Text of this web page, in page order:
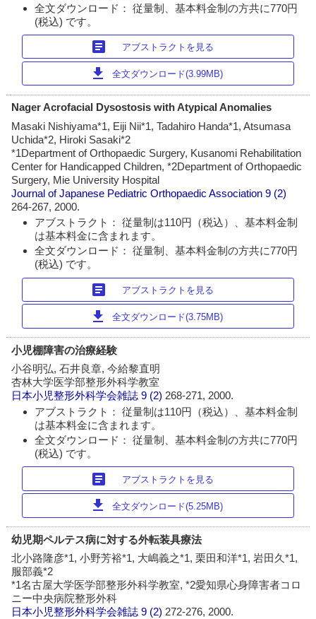
全文ダウンロード： 従量制、基本料金制の方共に770円
(税込) です。
article アブストラクトを見る
download 全文ダウンロード(3.99MB)
Nager Acrofacial Dysostosis with Atypical Anomalies
Masaki Nishiyama*1, Eiji Nii*1, Tadahiro Handa*1, Atsumasa
Uchida*2, Hiroki Sasaki*2
*1Department of Orthopaedic Surgery, Kusanomi Rehabilitation
Center for Handicapped Children, *2Department of Orthopaedic
Surgery, Mie University Hospital
Journal of Japanese Pediatric Orthopaedic Association 9 (2)
264-267, 2000.
アブストラクト： 従量制は110円（税込）、基本料金制
は基本料金に含まれます。
全文ダウンロード： 従量制、基本料金制の方共に770円
(税込) です。
article アブストラクトを見る
download 全文ダウンロード(3.75MB)
小児棚障害の治療経験
小谷明弘, 石井良章, 今給黎直明
杏林大学医学部整形外科学教室
日本小児整形外科学会雑誌 9 (2)268-271, 2000.
アブストラクト： 従量制は110円（税込）、基本料金制
は基本料金に含まれます。
全文ダウンロード： 従量制、基本料金制の方共に770円
(税込) です。
article アブストラクトを見る
download 全文ダウンロード(5.25MB)
幼児期ペルテス病に対する外転装具療法
北小路隆彦*1, 小野芳裕*1, 大嶋義之*1, 栗田和洋*1, 岩田久*1,
服部義*2
*1名古屋大学医学部整形外科学教室, *2愛知県心身障害者コロ
ニー中央病院整形外科
日本小児整形外科学会雑誌 9 (2) 272-276, 2000.